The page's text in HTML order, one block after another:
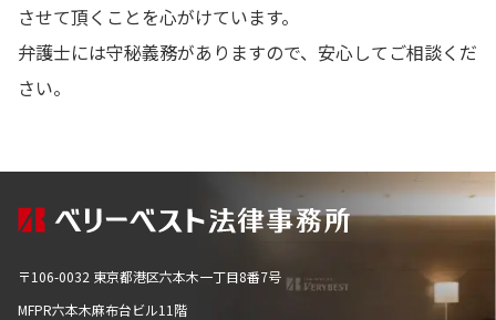
させて頂くことを心がけています。
弁護士には守秘義務がありますので、安心してご相談くだ
さい。
〒106-0032 東京都港区六本木一丁目8番7号
MFPR六本木麻布台ビル11階